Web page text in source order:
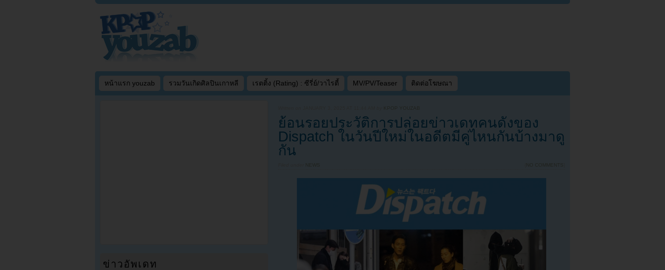
หน้าแรก youzab รวมวันเกิดศิลปินเกาหลี เรตติ้ง (Rating) : ซีรี่ย์/วาไรตี้ MV/PV/Teaser ติดต่อโฆษณา
KPOP YOUZAB
ย้อนรอยประวัติการปล่อยข่าวเดทคนดังของ
Dispatch ในวันปีใหม่ในอดีตมีคู่ไหนกันบ้างมาดู
กัน
NEWS NO COMMENTS
ข่าวอัพเดท